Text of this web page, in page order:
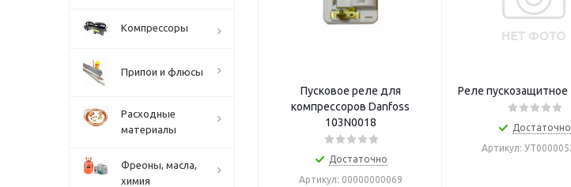
Пусковое реле для
компрессоров Danfoss
103N0018
Достаточно
Артикул: 00000000069
Реле пускозащитное
Достаточно
Артикул:
Компрессоры
Припои и флюсы
Расходные
материалы
Фреоны, масла,
химия